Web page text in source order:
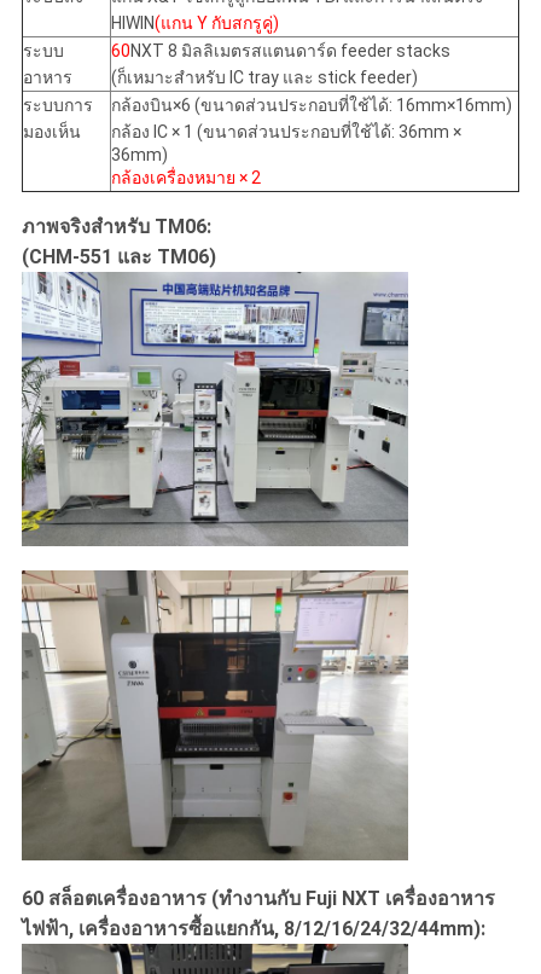
HIWIN(แกน Y กับสกรูคู่)
ระบบ
อาหาร
60NXT 8 มิลลิเมตรสแตนดาร์ด feeder stacks
(ก็เหมาะสําหรับ IC tray และ stick feeder)
ระบบการ
มองเห็น
กล้องบิน×6 (ขนาดส่วนประกอบที่ใช้ได้: 16mm×16mm)
กล้อง IC × 1 (ขนาดส่วนประกอบที่ใช้ได้: 36mm ×
36mm)
กล้องเครื่องหมาย × 2
ภาพจริงสําหรับ TM06:
(CHM-551 และ TM06)
60 สล็อตเครื่องอาหาร (ทํางานกับ Fuji NXT เครื่องอาหาร
ไฟฟ้า, เครื่องอาหารซื้อแยกกัน, 8/12/16/24/32/44mm):